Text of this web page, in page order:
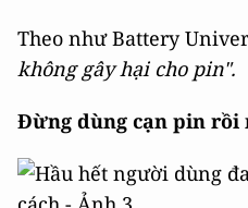
Theo như Battery
không gây hại cho pin".
Đừng dùng cạn pin rồi